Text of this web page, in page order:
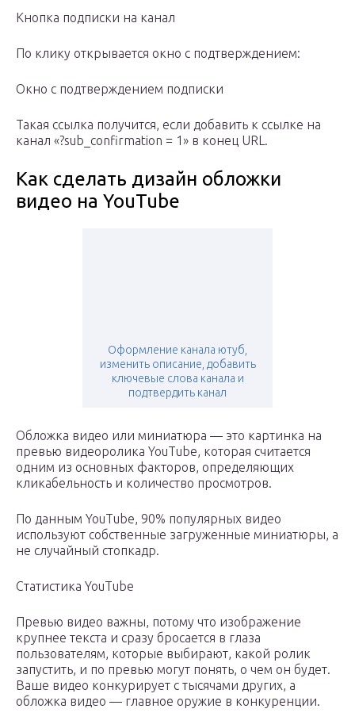
Кнопка подписки на канал
По клику открывается окно с подтверждением:
Окно с подтверждением подписки
Такая ссылка получится, если добавить к ссылке на
канал «?sub_confirmation = 1» в конец URL.
Как сделать дизайн обложки
видео на YouTube
Оформление канала ютуб,
изменить описание, добавить
ключевые слова канала и
подтвердить канал
Обложка видео или миниатюра — это картинка на
превью видеоролика YouTube, которая считается
одним из основных факторов, определяющих
кликабельность и количество просмотров.
По данным YouTube, 90% популярных видео
используют собственные загруженные миниатюры, а
не случайный стопкадр.
Статистика YouTube
Превью видео важны, потому что изображение
крупнее текста и сразу бросается в глаза
пользователям, которые выбирают, какой ролик
запустить, и по превью могут понять, о чем он будет.
Ваше видео конкурирует с тысячами других, а
обложка видео — главное оружие в конкуренции.